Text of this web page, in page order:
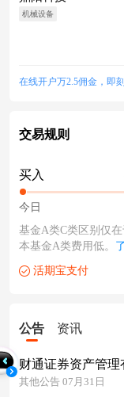
机械设备
在线开户万2.5佣金，即
交易规则
买入
今日
基金A类C类区别仅
本基金A类费用低。
活期宝支付
公告 资讯
财通证券资产管
其他公告 07月31日